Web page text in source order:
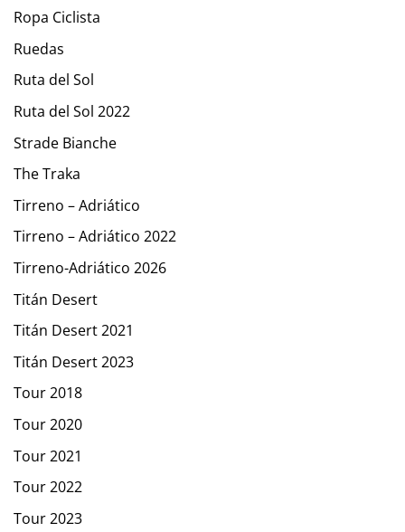
Ropa Ciclista
Ruedas
Ruta del Sol
Ruta del Sol 2022
Strade Bianche
The Traka
Tirreno – Adriático
Tirreno – Adriático 2022
Tirreno-Adriático 2026
Titán Desert
Titán Desert 2021
Titán Desert 2023
Tour 2018
Tour 2020
Tour 2021
Tour 2022
Tour 2023